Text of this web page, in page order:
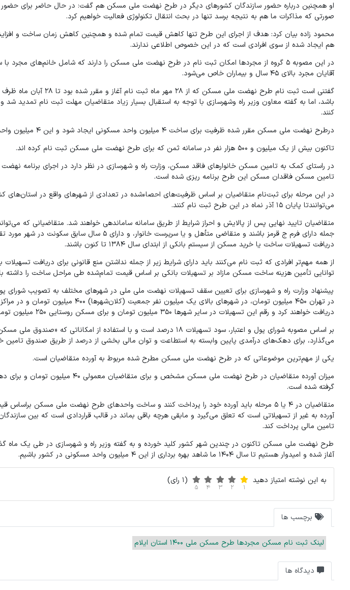
او همچنین درباره حضور سازندگان کشورهای دیگر در طرح نهضت ملی مسکن هم گفت: در حال حاضر برای حضور
صورتی که مذاکرات ما هم به نتیجه برسد تنها در بحث انتقال تکنولوژی فعالیت خواهیم کرد.
محمود زاده بیان کرد: هدف از اجرای این طرح تنها کاهش قیمت تمام شده و همچنین کاهش زمان ساخت و
هم ایجاد شده از سوی افرادی است که در این خصوص اطلاعی ندارند.
آقایان مجرد بالای ۴۵ سال و بیماران خاص می‌شود.
گفتنی است ثبت نام طرح نهضت ملی
کنند.
درطرح نهضت ملی مسکن مقرر شده ظرفیت برای ساخت ۴ میلیون واحد مسکونی ایجاد شود و این ۴ میلیون واحد ظرف مدت ۲ سال کلید زده شود.
تاکنون بیش از یک میلیون و ۵۰۰ هزار نفر در سامانه ثمن که برای طرح نهضت ملی مسکن ثبت نام کرده اند.
تامین مسکن فاقدان مسکن این طرح برنامه ریزی شده است.
در این مرحله برای ثبت‌نام متقاضیان بر اساس ظرفیت‌های احصاءشده در تعدادی از شهرهای واقع در استان‌های
می‌توانندتا پایان ۱۵ آذر نماه در این طرح ثبت نام کنند.
متقاضیان تایید نهایی پس از پالایش و احراز شرایط از طریق سامانه ساماندهی خواهند شد. متقاضیانی که
جمله دارای فرم ج قرمز باشند و متقاضی متأهل و یا سرپرست
دریافت تسهیلات ساخت یا خرید مسکن از سیستم بانکی از ابتدای سال ۱۳۸۴ تا کنون باشند.
از همه مهم‌تر افرادی که ثبت نام می‌کنند باید دارای شرایط زیر از جمله نداشتن منع قانونی برای دریافت
توانایی تأمین هزینه ساخت مسکن مازاد بر تسهیلات بانکی بر اساس قیمت تمام‌شده طی مراحل ساخت را داشته
پیشنهاد وزارت راه و شهرسازی برای تعیین سقف تسهیلات نهضت ملی ملی در شهرهای مختلف به تصویب شورای
دریافت خواهند کرد و رقم این تسهیلات در سایر شهرها ۳۵۰ میلیون تومان و برای مسکن روستایی ۲۵۰ میلیون تومان است.
بر اساس مصوبه شورای پول و اعتبار، سود تسهیلات ۱۸ درصد است و با استفاده از
می‌گذارد، برای دهک‌های درآمدی پایین وابسته به استطاعت و توان مالی بخشی از درصد از طریق صندوق تامین
یکی از مهم‌ترین موضوعاتی که در طرح نهضت ملی مسکن مطرح شده مربوط به آورده متقاضیان است.
گرفته شده است.
متقاضیان در ۴ یا ۵ مرحله باید آورده خود را پرداخت کنند و ساخت واحدهای طرح نهضت ملی مسکن
آورده به غیر از تسهیلاتی است که تعلق می‌گیرد و مابقی هرچه باقی بماند در قالب قراردادی است که بین
تامین مالی پرداخت کند.
آغاز شده و امیدوار هستیم تا سال ۱۴۰۴ ما شاهد بهره برداری از این ۴ میلیون واحد مسکونی در کشور باشیم.
به این نوشته امتیاز دهید
1
2
3
4
5
(1 رای)
برچسب ها
لینک ثبت نام مسکن مجردها طرح مسکن ملی 1400 استان ایلام
دیدگاه ها